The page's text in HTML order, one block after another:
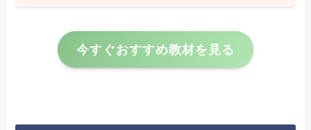
今すぐおすすめ教材を見る